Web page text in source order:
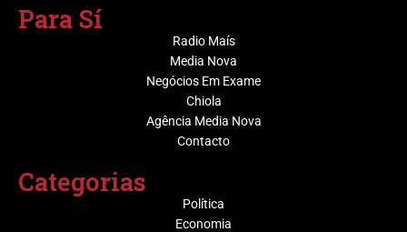
Para Sí
Radio Maís
Media Nova
Negócios Em Exame
Chiola
Agência Media Nova
Contacto
Categorias
Política
Economia